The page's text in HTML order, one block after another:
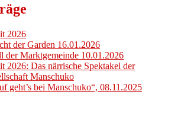
2026
der Garden 16.01.2026
der Marktgemeinde 10.01.2026
2026: Das närrische Spektakel der
Manschuko
geht’s bei Manschuko“, 08.11.2025